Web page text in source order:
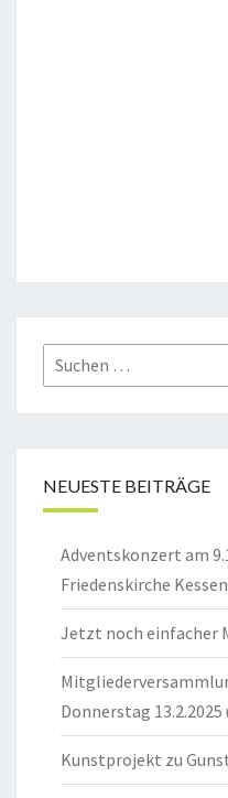
Suchen
nach:
NEUESTE BEITRÄGE
Adventskonzert am
Friedenskirche
Jetzt noch einfacher
Donnerstag 13.2.2025
Kunstprojekt zu